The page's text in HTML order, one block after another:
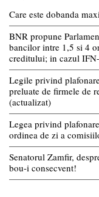
Care este dobanda
BNR propune
bancilor intre 1,5 si 4
creditului; in cazul
Legile privind
preluate de firmele de
(actualizat)
Legea privind
ordinea de zi a
Senatorul Zamfir,
bou-i consecvent!